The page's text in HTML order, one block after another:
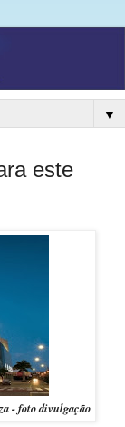
▼
este
- foto divulgação